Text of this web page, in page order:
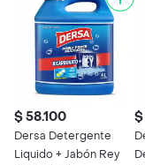
$ 58.100
Dersa Detergente
Liquido + Jabón Rey